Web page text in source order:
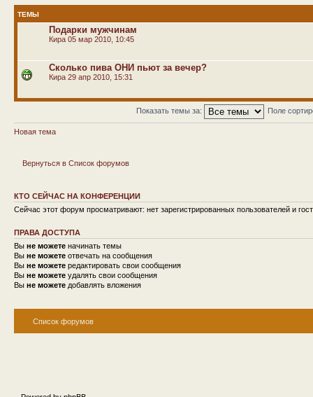
ТЕМЫ
Подарки мужчинам
Кира 05 мар 2010, 10:45
Сколько пива ОНИ пьют за вечер?
Кира 29 апр 2010, 15:31
Показать темы за: Поле
Новая тема
Вернуться в Список форумов
КТО СЕЙЧАС НА КОНФЕРЕНЦИИ
Сейчас этот форум просматривают: нет зарегистрированных пользователей и
ПРАВА ДОСТУПА
Вы не можете начинать темы
Вы не можете отвечать на сообщения
Вы не можете редактировать свои сообщения
Вы не можете удалять свои сообщения
Вы не можете добавлять вложения
Список форумов